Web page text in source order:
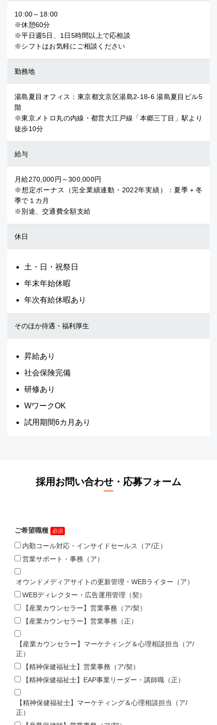
10:00～18:00
※休憩60分
※平日週5日、1日5時間以上で応相談
※シフトはお気軽にご相談ください
勤務地
湯島夏目オフィス：東京都文京区湯島2-18-6 湯島夏目ビル5
階
※東京メトロ丸の内線・都営大江戸線「本郷三丁目」駅より
徒歩10分
給与
月給270,000円～300,000円
※想定ボーナス（完全業績連動・2022年実績）：夏季＋冬
季で１カ月
※別途、交通費全額支給
休日
土・日・祝祭日
年末年始休暇
年次有給休暇あり
そのほか待遇・福利厚生
昇給あり
社会保険完備
研修あり
WワークOK
試用期間6カ月あり
採用お問い合わせ・応募フォーム